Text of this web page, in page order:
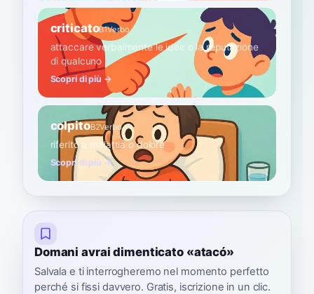
criticatoB1Verbo
attaccare verbalmente le idee o la reputazione
di qualcuno
Scopri di più →
colpitoB2Verbo
riferito a malattia o dolore
Scopri di più →
Domani avrai dimenticato «atacó»
Salvala e ti interrogheremo nel momento perfetto
perché si fissi davvero. Gratis, iscrizione in un clic.